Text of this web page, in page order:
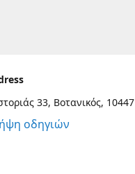
33, Βοτανικός, 10447
οδηγιών